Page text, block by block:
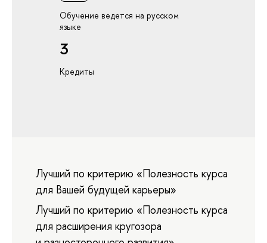
Обучение ведется на русском
языке
3
Кредиты
Лучший по критерию «Полезность курса
для Вашей будущей карьеры»
Лучший по критерию «Полезность курса
для расширения кругозора